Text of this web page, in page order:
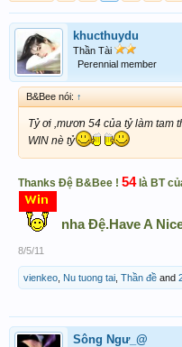
khucthuydu
Thần Tài
Perennial member
B&Bee nói: ↑
Tỷ ơi ,mươn 54 của tỷ làm tam
WIN nè tỷ
Thanks Đệ B&Bee ! 54là BT
nha Đệ.Have A
8/5/11
vienkeo Nu tuong tai Thần đề and
Sông Ngư_@